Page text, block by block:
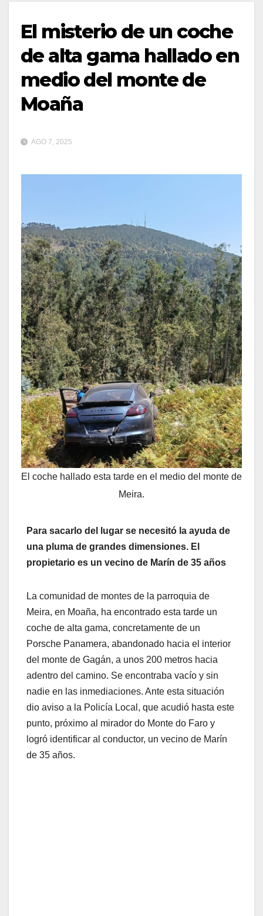
El misterio de un coche
de alta gama hallado en
medio del monte de
Moaña
AGO 7, 2025
El coche hallado esta tarde en el medio del monte de
Meira.
Para sacarlo del lugar se necesitó la ayuda de
una pluma de grandes dimensiones. El
propietario es un vecino de Marín de 35 años
La comunidad de montes de la parroquia de
Meira, en Moaña, ha encontrado esta tarde un
coche de alta gama, concretamente de un
Porsche Panamera, abandonado hacia el interior
del monte de Gagán, a unos 200 metros hacia
adentro del camino. Se encontraba vacío y sin
nadie en las inmediaciones. Ante esta situación
dio aviso a la Policía Local, que acudió hasta este
punto, próximo al mirador do Monte do Faro y
logró identificar al conductor, un vecino de Marín
de 35 años.